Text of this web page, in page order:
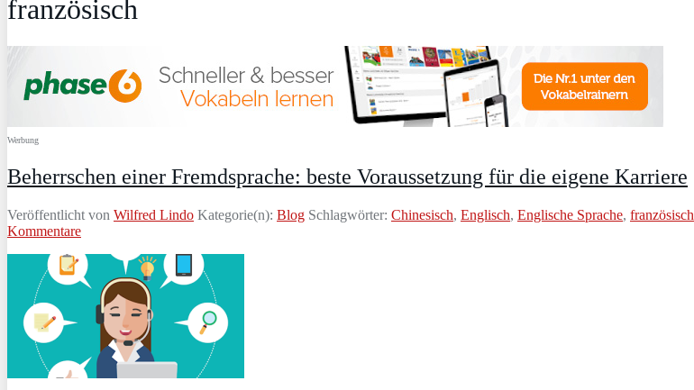
französisch
Werbung
Beherrschen einer Fremdsprache: beste Voraussetzung für die eigene Karriere
Veröffentlicht von Wilfred Lindo Kategorie(n): Blog Schlagwörter: Chinesisch, Englisch, Englische Sprache, französisch
Kommentare